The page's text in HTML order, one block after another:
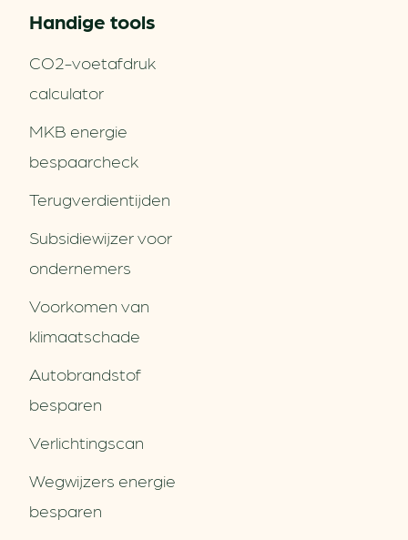
Handige tools
CO2-voetafdruk
calculator
MKB energie
bespaarcheck
Terugverdien­tijden
Subsidiewijzer voor
ondernemers
Voorkomen van
klimaatschade
Autobrandstof
besparen
Verlichtingscan
Wegwijzers energie
besparen